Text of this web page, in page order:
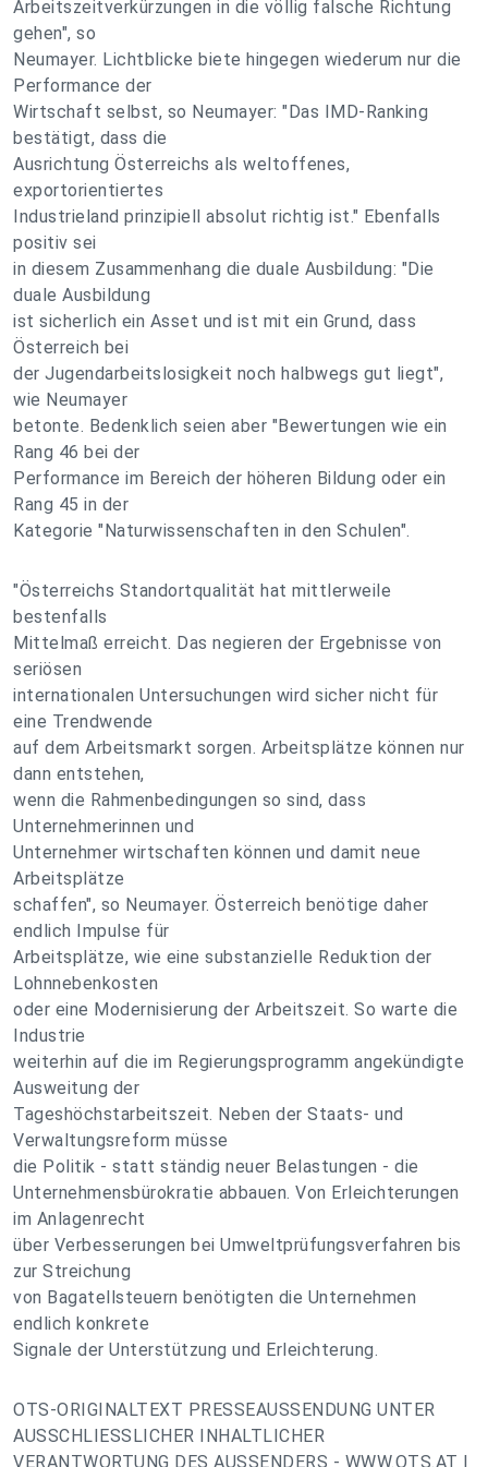
Arbeitszeitverkürzungen in die völlig falsche Richtung
gehen", so
Neumayer. Lichtblicke biete hingegen wiederum nur die
Performance der
Wirtschaft selbst, so Neumayer: "Das IMD-Ranking
bestätigt, dass die
Ausrichtung Österreichs als weltoffenes,
exportorientiertes
Industrieland prinzipiell absolut richtig ist." Ebenfalls
positiv sei
in diesem Zusammenhang die duale Ausbildung: "Die
duale Ausbildung
ist sicherlich ein Asset und ist mit ein Grund, dass
Österreich bei
der Jugendarbeitslosigkeit noch halbwegs gut liegt",
wie Neumayer
betonte. Bedenklich seien aber "Bewertungen wie ein
Rang 46 bei der
Performance im Bereich der höheren Bildung oder ein
Rang 45 in der
Kategorie "Naturwissenschaften in den Schulen".
"Österreichs Standortqualität hat mittlerweile
bestenfalls
Mittelmaß erreicht. Das negieren der Ergebnisse von
seriösen
internationalen Untersuchungen wird sicher nicht für
eine Trendwende
auf dem Arbeitsmarkt sorgen. Arbeitsplätze können nur
dann entstehen,
wenn die Rahmenbedingungen so sind, dass
Unternehmerinnen und
Unternehmer wirtschaften können und damit neue
Arbeitsplätze
schaffen", so Neumayer. Österreich benötige daher
endlich Impulse für
Arbeitsplätze, wie eine substanzielle Reduktion der
Lohnnebenkosten
oder eine Modernisierung der Arbeitszeit. So warte die
Industrie
weiterhin auf die im Regierungsprogramm angekündigte
Ausweitung der
Tageshöchstarbeitszeit. Neben der Staats- und
Verwaltungsreform müsse
die Politik - statt ständig neuer Belastungen - die
Unternehmensbürokratie abbauen. Von Erleichterungen
im Anlagenrecht
über Verbesserungen bei Umweltprüfungsverfahren bis
zur Streichung
von Bagatellsteuern benötigten die Unternehmen
endlich konkrete
Signale der Unterstützung und Erleichterung.
OTS-ORIGINALTEXT PRESSEAUSSENDUNG UNTER
AUSSCHLIESSLICHER INHALTLICHER
VERANTWORTUNG DES AUSSENDERS - WWW.OTS.AT |